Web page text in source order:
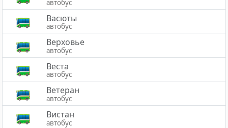
автобус
Васюты
автобус
Верховье
автобус
Веста
автобус
Ветеран
автобус
Вистан
автобус